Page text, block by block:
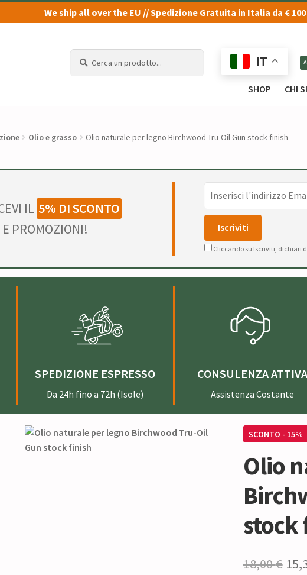
We ship all over the EU // Spedizione Gratuita in Italia da € 100
IT
SHOP CHI
Olio e grasso Olio naturale per legno Birchwood Tru-Oil Gun stock finish
IL 5% DI SCONTO
PROMOZIONI!
Cliccando su Iscriviti, dichiari
SPEDIZIONE ESPRESSO
Da 24h fino a 72h (Isole)
CONSULENZA ATTIVA
Assistenza Costante
SCONTO - 15%
Olio
stock
18,00€ Il